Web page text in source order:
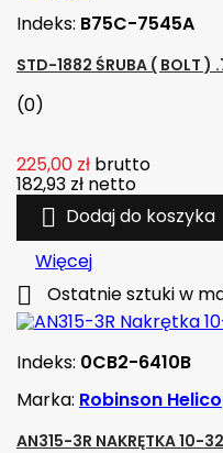
Indeks: B75C-7545A
STD-1882 ŚRUBA ( BOLT )
(0)
225,00 zł brutto
182,93 zł netto
 Dodaj do koszyka
Więcej
 Ostatnie sztuki w
Indeks: 0CB2-6410B
Marka: Robinson
AN315-3R NAKRĘTKA 10-32